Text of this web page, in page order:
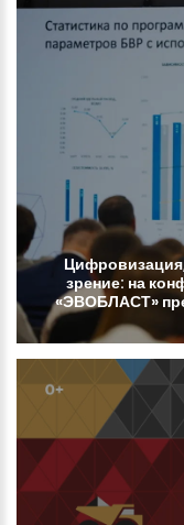
зрение: на
«ЭВОБЛАСТ»